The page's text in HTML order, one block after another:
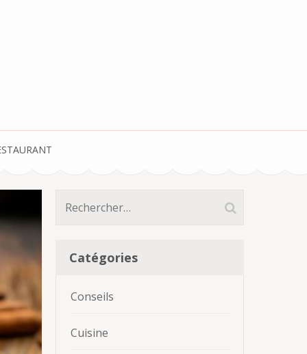
Rechercher :
Catégories
Conseils
Cuisine